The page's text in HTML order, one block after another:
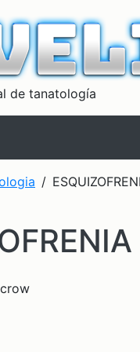
de tanatología
crow